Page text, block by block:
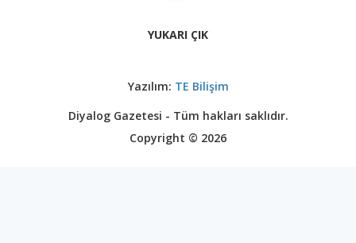
YUKARI ÇIK
Yazılım: TE Bilişim
Diyalog Gazetesi - Tüm hakları saklıdır.
Copyright © 2026